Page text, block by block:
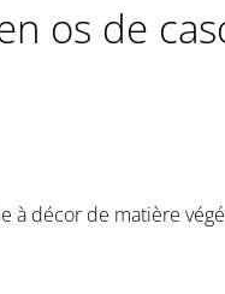
os de
à décor de matière